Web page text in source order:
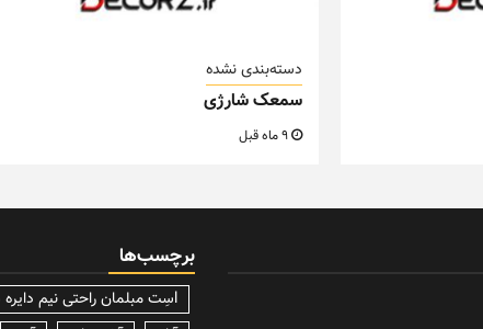
دسته‌بندی نشده
سمعک شارژی
9 ماه قبل
برچسب‌ها
lسِت مبلمان راحتی نیم دایره در اتاق نشیمن و پذیرایی